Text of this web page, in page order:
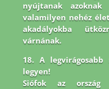
nyújtanak
valamilyen nehéz
akadályokba
várnának.
18. A
legyen!
Siófok az ország